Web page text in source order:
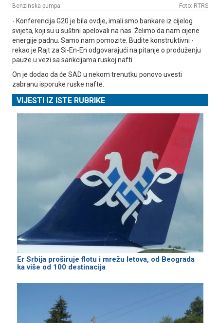
Benzinska pumpa Foto: RTRS
- Konferencija G20 je bila ovdje, imali smo bankare iz cijelog
svijeta, koji su u suštini apelovali na nas. Želimo da nam cijene
energije padnu. Samo nam pomozite. Budite konstruktivni -
rekao je Rajt za Si-En-En odgovarajući na pitanje o produženju
pauze u vezi sa sankcijama ruskoj nafti.
On je dodao da će SAD u nekom trenutku ponovo uvesti
zabranu isporuke ruske nafte.
VIJESTI IZ ISTE RUBRIKE
Er Srbija proširuje flotu i mrežu letova, od Beograda
ka više od 100 destinacija